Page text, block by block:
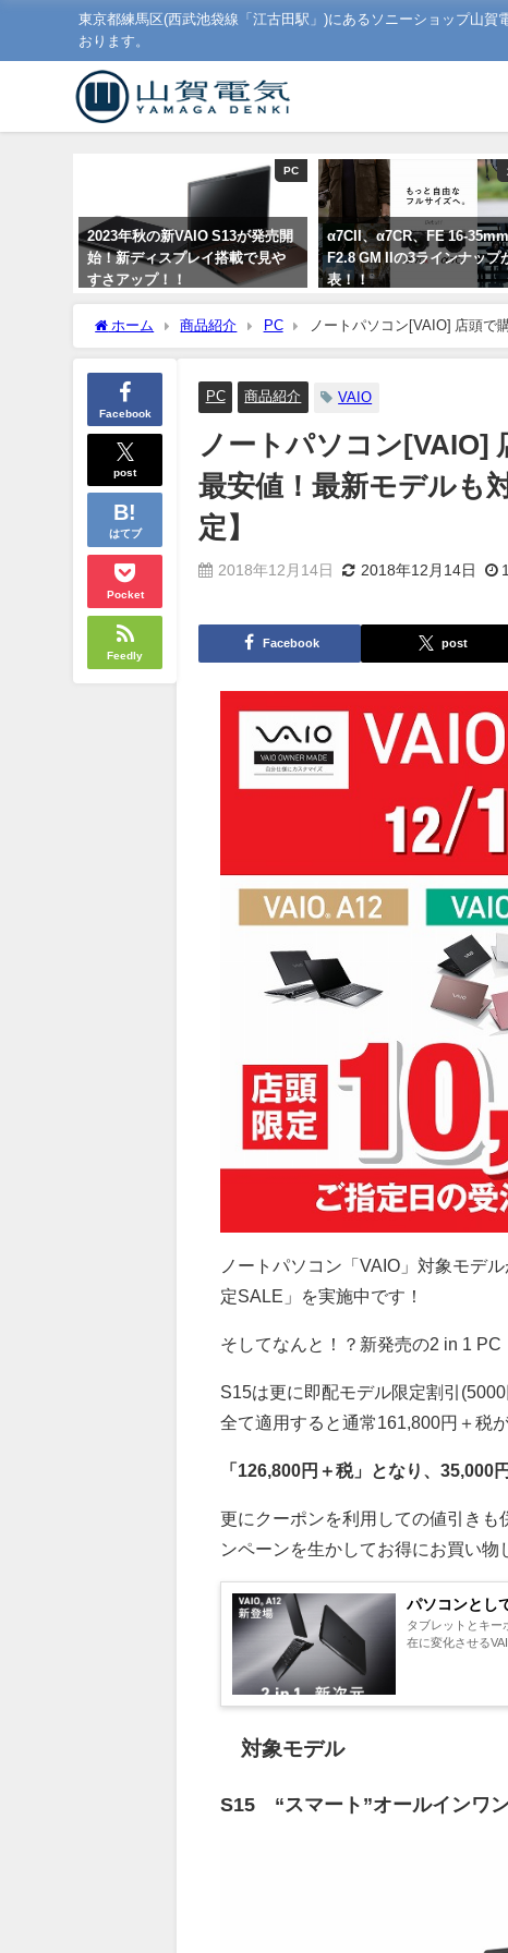
東京都練馬区(西武池袋線「江古田駅」)にあるソニーショップ山
おります。
PC
2023年秋の新VAIO S13が発売開
始！新ディスプレイ搭載で見や
すさアップ！！
α7CII、α7CR、FE 16-
F2.8 GM IIの3ラインナップ
表！！
ホーム 商品紹介 PC
ノートパソコン[VAIO] 店頭で
す！【店頭限定】
Facebook
post
はてブ
Pocket
Feedly
PC 商品紹介 VAIO
ノートパソコン[VAIO]
最安値！最新モデルも
定】
2018年12月14日 2018年12月14日
Facebook post
ノートパソコン「VAIO」対象モデ
定SALE」を実施中です！
そしてなんと！？新発売の2 in 1
S15は更に即配モデル限定割引
全て適用すると通常161,800円＋税
「126,800円＋税」となり、35,000
更にクーポンを利用しての値引きも
ンペーンを生かしてお得にお買い物
パソコンとし
タブレットとキー
在に変化させる
対象モデル
S15 “スマート”オールインワ